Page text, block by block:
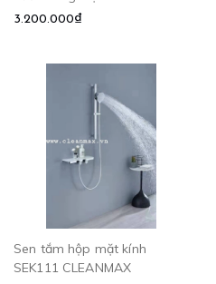
3.200.000₫
Sen tắm hộp mặt kính
SEK111 CLEANMAX